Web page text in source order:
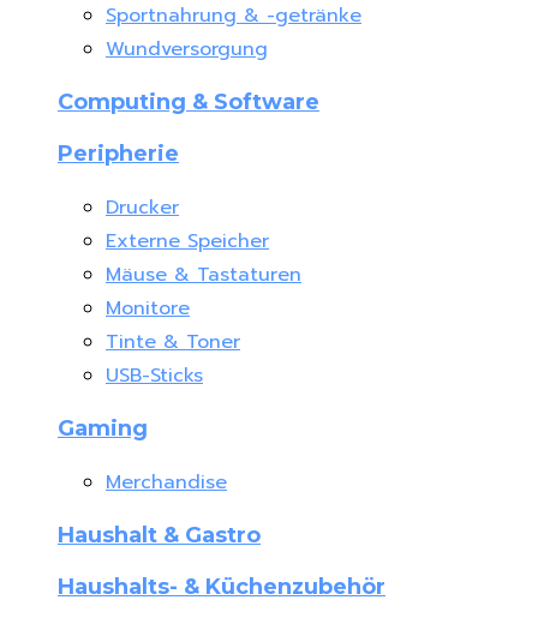
Sportnahrung & -getränke
Wundversorgung
Computing & Software
Peripherie
Drucker
Externe Speicher
Mäuse & Tastaturen
Monitore
Tinte & Toner
USB-Sticks
Gaming
Merchandise
Haushalt & Gastro
Haushalts- & Küchenzubehör